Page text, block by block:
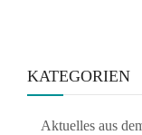
KATEGORIEN
Aktuelles aus